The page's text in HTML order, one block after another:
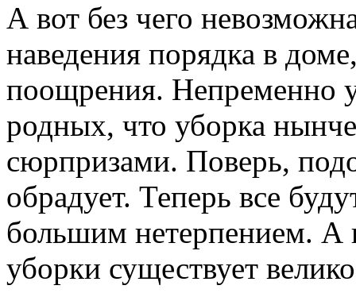
А вот без чего
наведения порядка в
поощрения. Непременно
родных, что уборка
сюрпризами. Поверь,
обрадует. Теперь все
большим нетерпением. А
уборки существует